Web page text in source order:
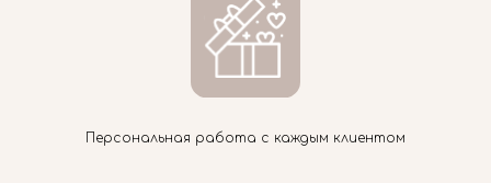
Персональная работа с каждым клиентом